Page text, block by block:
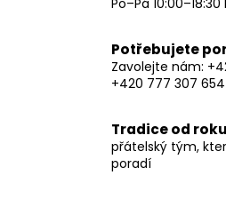
Potřebujete
Zavolejte nám:
+420 777 307
Tradice od
přátelský tým,
poradí